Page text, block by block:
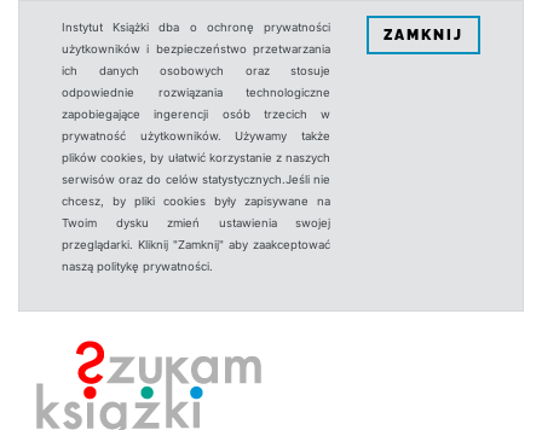
Instytut Książki dba o ochronę prywatności
użytkowników i bezpieczeństwo przetwarzania
ich danych osobowych oraz stosuje
odpowiednie rozwiązania technologiczne
zapobiegające ingerencji osób trzecich w
prywatność użytkowników. Używamy także
plików cookies, by ułatwić korzystanie z naszych
serwisów oraz do celów statystycznych.Jeśli nie
chcesz, by pliki cookies były zapisywane na
Twoim dysku zmień ustawienia swojej
przeglądarki. Kliknij "Zamknij" aby zaakceptować
naszą politykę prywatności.
ZAMKNIJ